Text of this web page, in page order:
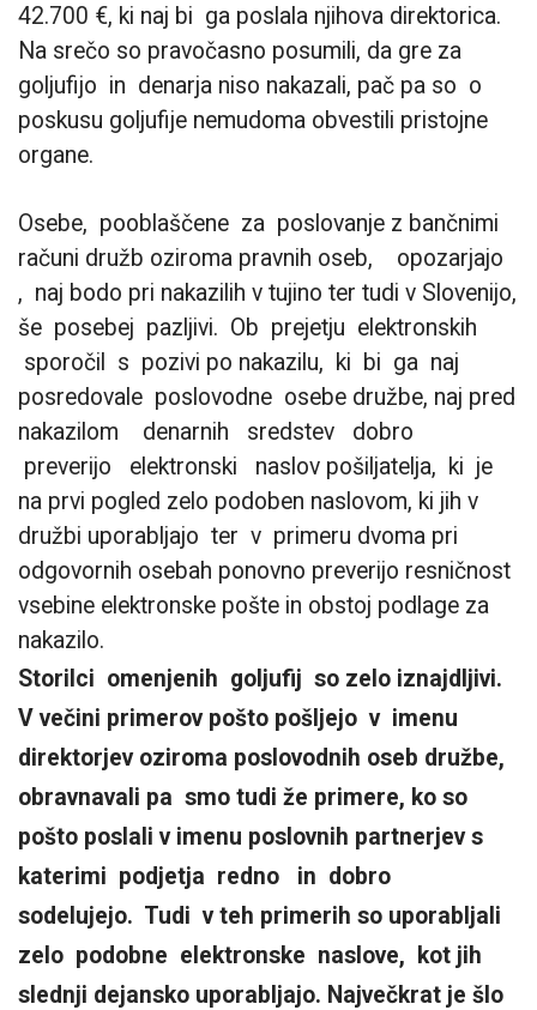
42.700 €, ki naj bi ga poslala njihova direktorica.
Na srečo so pravočasno posumili, da gre za
goljufijo in denarja niso nakazali, pač pa so o
poskusu goljufije nemudoma obvestili pristojne
organe.
Osebe, pooblaščene za poslovanje z bančnimi
računi družb oziroma pravnih oseb, opozarjajo
, naj bodo pri nakazilih v tujino ter tudi v Slovenijo,
še posebej pazljivi. Ob prejetju elektronskih
sporočil s pozivi po nakazilu, ki bi ga naj
posredovale poslovodne osebe družbe, naj pred
nakazilom denarnih sredstev dobro
preverijo elektronski naslov pošiljatelja, ki je
na prvi pogled zelo podoben naslovom, ki jih v
družbi uporabljajo ter v primeru dvoma pri
odgovornih osebah ponovno preverijo resničnost
vsebine elektronske pošte in obstoj podlage za
nakazilo.
Storilci omenjenih goljufij so zelo iznajdljivi.
V večini primerov pošto pošljejo v imenu
direktorjev oziroma poslovodnih oseb družbe,
obravnavali pa smo tudi že primere, ko so
pošto poslali v imenu poslovnih partnerjev s
katerimi podjetja redno in dobro
sodelujejo. Tudi v teh primerih so uporabljali
zelo podobne elektronske naslove, kot jih
slednji dejansko uporabljajo. Največkrat je šlo